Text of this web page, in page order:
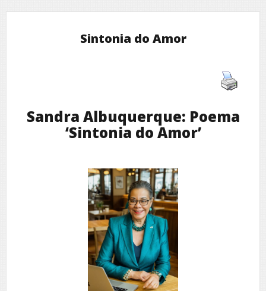
Sintonia do Amor
Sandra Albuquerque: Poema
‘Sintonia do Amor’